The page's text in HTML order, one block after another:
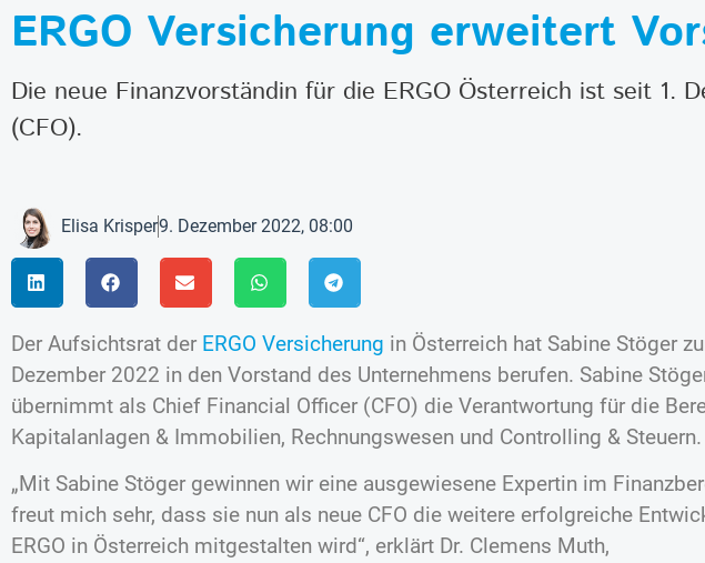
ERGO Versicherung erweitert
Die neue Finanzvorständin für die ERGO Österreich ist seit 1.
(CFO).
Elisa Krisper9. Dezember 2022, 08:00
Der Aufsichtsrat der ERGO Versicherung in Österreich hat Sabine Stöger
Dezember 2022 in den Vorstand des Unternehmens berufen. Sabine
übernimmt als Chief Financial Officer (CFO) die Verantwortung für die
Kapitalanlagen & Immobilien, Rechnungswesen und Controlling & Steuern.
„Mit Sabine Stöger gewinnen wir eine ausgewiesene Expertin im
freut mich sehr, dass sie nun als neue CFO die weitere erfolgreiche
ERGO in Österreich mitgestalten wird“, erklärt Dr. Clemens Muth,